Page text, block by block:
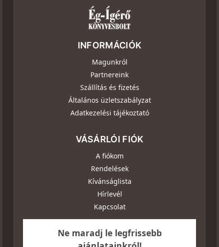
INFORMÁCIÓK
Magunkról
Partnereink
Szállítás és fizetés
Általános üzletszabályzat
Adatkezelési tájékoztató
VÁSÁRLÓI FIÓK
A fiókom
Rendelések
Kívánságlista
Hírlevél
Kapcsolat
Ne maradj le legfrissebb